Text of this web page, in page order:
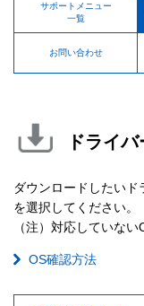
サポートメニュー
一覧
お問い合わせ
ドライ
ダウンロードしたい
を選択してください。
（注）対応していない
OS確認方法